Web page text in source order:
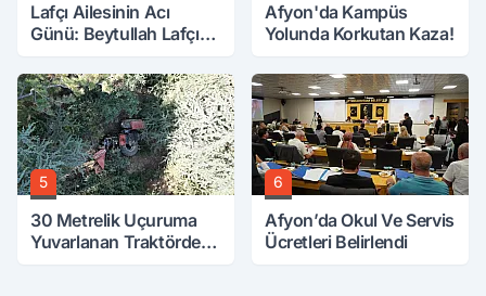
Lafçı Ailesinin Acı
Günü: Beytullah Lafçı
Afyon'da Kampüs
Yolunda Korkutan Kaza!
5
30 Metrelik Uçuruma
Yuvarlanan Traktörden
6
Afyon’da Okul Ve Servis
Ücretleri Belirlendi